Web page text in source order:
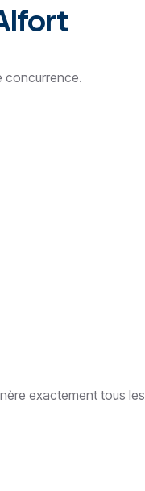
concurrence.
exactement tous les